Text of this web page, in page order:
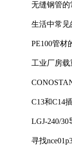
无缝钢管
生活中常
PE100管材
工业厂房
C13和C14
LGJ-240/
寻找